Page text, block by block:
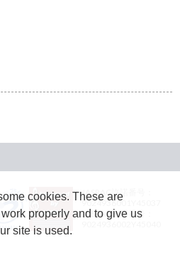
JASRAC許諾番号：
9024936001Y45037
JASRAC許諾番号：
cookies. These are
properly and to give us
site is used.